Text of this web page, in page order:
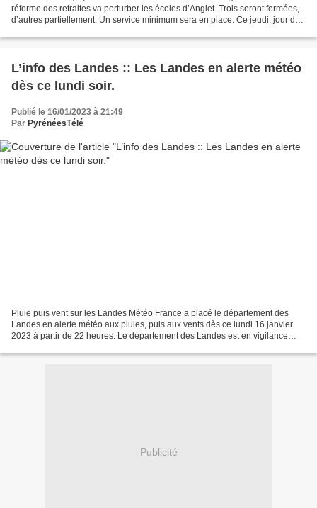
réforme des retraites va perturber les écoles d’Anglet. Trois seront fermées,
d’autres partiellement. Un service minimum sera en place. Ce jeudi, jour de
L’info des Landes :: Les Landes en alerte météo
dès ce lundi soir.
Publié le 16/01/2023 à 21:49
Par PyrénéesTélé
Pluie puis vent sur les Landes Météo France a placé le département des
Landes en alerte météo aux pluies, puis aux vents dès ce lundi 16 janvier
2023 à partir de 22 heures. Le département des Landes est en vigilance
Publicité